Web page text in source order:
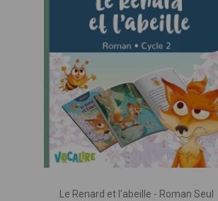
Le Renard et l’abeille - Roman Seul